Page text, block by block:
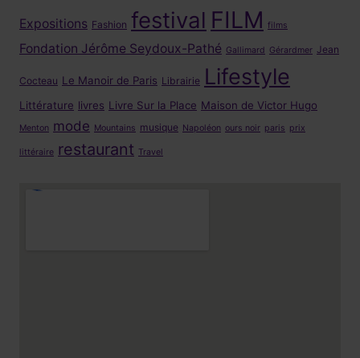
Expositions Fashion festival FILM films
Fondation Jérôme Seydoux-Pathé Gallimard Gérardmer Jean
Cocteau Le Manoir de Paris Librairie Lifestyle
Littérature livres Livre Sur la Place Maison de Victor Hugo
Menton mode Mountains musique Napoléon ours noir paris prix
littéraire restaurant Travel